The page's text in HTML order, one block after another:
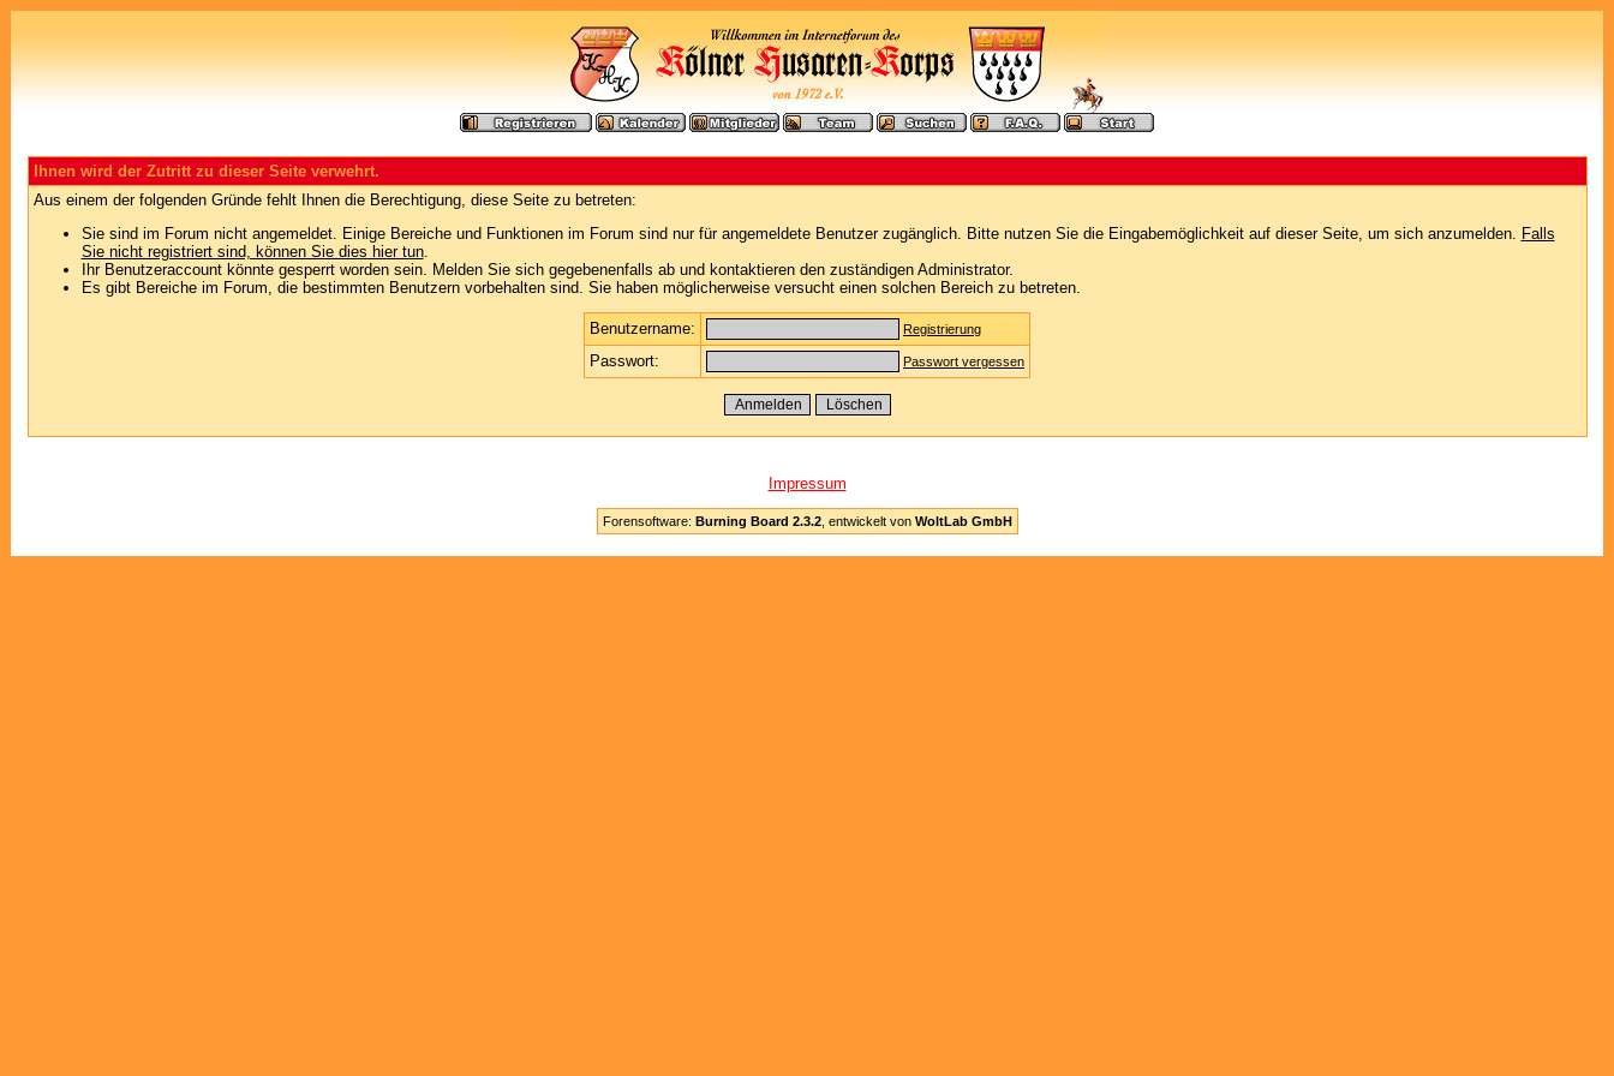
Ihnen wird der Zutritt zu dieser Seite verwehrt.
Aus einem der folgenden Gründe fehlt Ihnen die Berechtigung, diese Seite zu betreten:
Sie sind im Forum nicht angemeldet. Einige Bereiche und Funktionen im Forum sind nur für angemeldete Benutzer zugänglich. Bitte nutzen Sie die Eingabemöglichkeit auf dieser Seite, um sich anzumelden. Falls
Sie nicht registriert sind, können Sie dies hier tun.
Ihr Benutzeraccount könnte gesperrt worden sein. Melden Sie sich gegebenenfalls ab und kontaktieren den zuständigen Administrator.
Es gibt Bereiche im Forum, die bestimmten Benutzern vorbehalten sind. Sie haben möglicherweise versucht einen solchen Bereich zu betreten.
Benutzername: Registrierung
Passwort: Passwort vergessen
Impressum
Forensoftware: Burning Board 2.3.2, entwickelt von WoltLab GmbH